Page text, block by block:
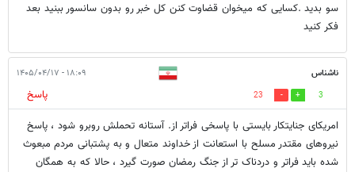
سو بدید .کسایی که میخوان قضاوت کنن کل خبر رو بدون سانسور ببنید بعد
فکر کنید
ناشناس ۱۸:۰۹ - ۱۴۰۵/۰۴/۱۷
3
23
پاسخ
امریکای جنایتکار بایستی با پاسخی فراتر از. آستانه تحملش روبرو شود ، پاسخ
نیرو‌های مقتدر مسلح با استعانت از خداوند متعال و به پشتبانی مردم مبعوث
شده باید فراتر و دردناک تر از جنگ رمضان صورت گیرد ، حالا که به همگان